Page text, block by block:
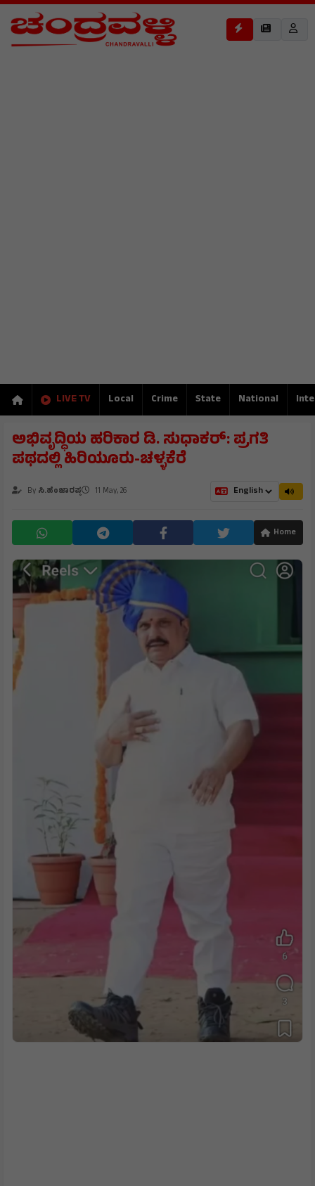
LIVE TV Local Crime State National
ಅಭಿವೃದ್ಧಿಯ ಹರಿಕಾರ ಡಿ. ಸುಧಾಕರ್: ಪ್ರಗತಿ
ಪಥದಲ್ಲಿ ಹಿರಿಯೂರು-ಚಳ್ಳಕೆರೆ
By ಸಿ.ಹೆಂಜಾರಪ್ಪ 11 May, 26
Home